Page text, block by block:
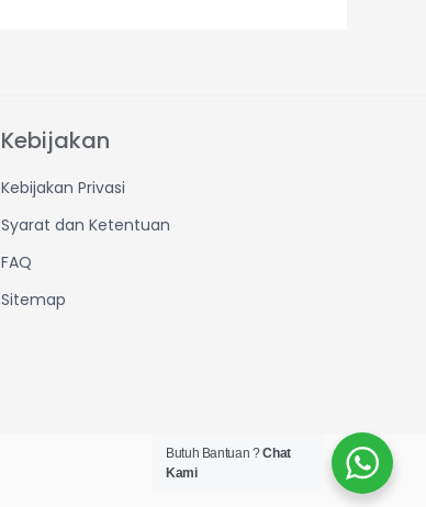
Kebijakan
Kebijakan Privasi
Syarat dan Ketentuan
FAQ
Sitemap
Created by IT Dept
Butuh Bantuan ?Chat
Kami